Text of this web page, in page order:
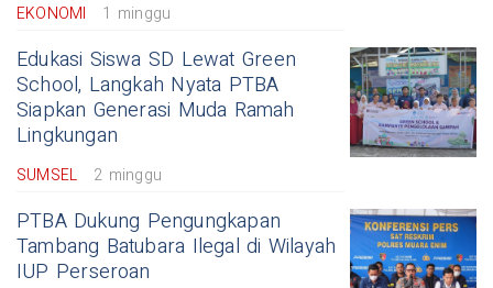
EKONOMI 1 minggu
Edukasi Siswa SD Lewat Green
School, Langkah Nyata PTBA
Siapkan Generasi Muda Ramah
Lingkungan
SUMSEL 2 minggu
PTBA Dukung Pengungkapan
Tambang Batubara Ilegal di Wilayah
IUP Perseroan